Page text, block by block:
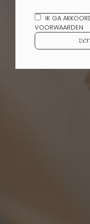
IK GA
VOORWAARDEN